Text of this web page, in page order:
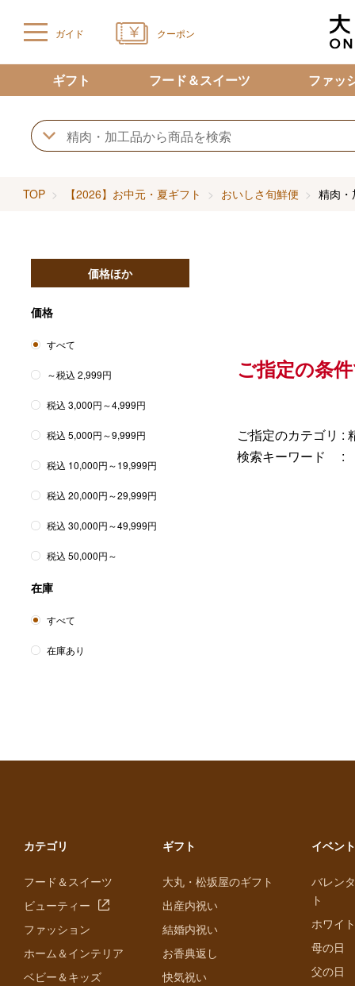
ガイド クーポン
ギフト フード＆スイーツ ファッ
TOP 【2026】お中元・夏ギフト おいしさ旬鮮便 精肉
ご指定の条
ご指定のカテゴリ :
検索キーワード :
価格ほか
価格
すべて
～税込 2,999円
税込 3,000円～4,999円
税込 5,000円～9,999円
税込 10,000円～19,999円
税込 20,000円～29,999円
税込 30,000円～49,999円
税込 50,000円～
在庫
すべて
在庫あり
カテゴリ
フード＆スイーツ
ビューティー
ファッション
ホーム＆インテリア
ベビー＆キッズ
ギフト
大丸・松坂屋のギフト
出産内祝い
結婚内祝い
お香典返し
快気祝い
イベント
バレン
ト
ホワイ
母の日
父の日